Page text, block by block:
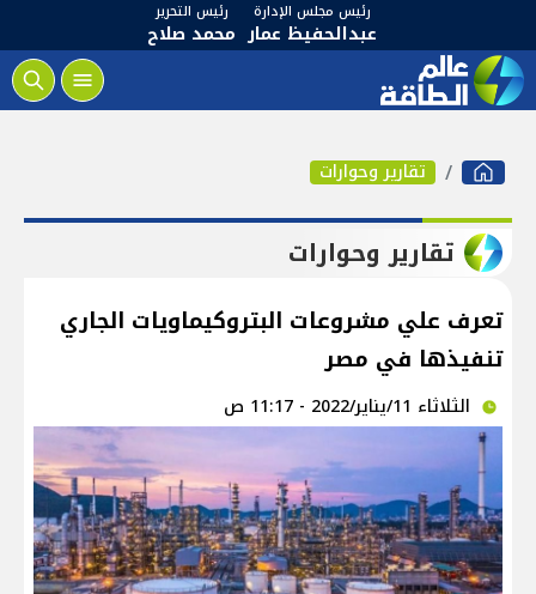
رئيس مجلس الإدارة
عبدالحفيظ عمار
رئيس التحرير
محمد صلاح
تقارير وحوارات
تقارير وحوارات
تعرف علي مشروعات البتروكيماويات الجاري
تنفيذها في مصر
الثلاثاء 11/يناير/2022 - 11:17 ص